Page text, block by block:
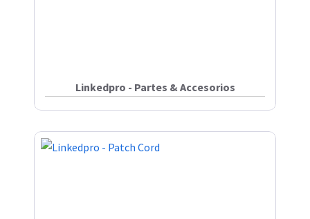
Linkedpro - Partes & Accesorios